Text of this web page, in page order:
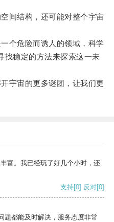
结构，还可能对整个宇宙
危险而诱人的领域，科学
找稳定的方法来探索这一未
宙的更多谜团，让我们更
富。我已经玩了好几个小时，还
支持[0] 反对[0]
题都能及时解决，服务态度非常